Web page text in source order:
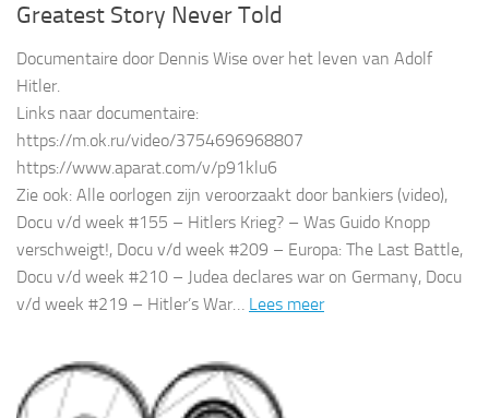
Greatest Story Never Told
Documentaire door Dennis Wise over het leven van Adolf
Hitler.
Links naar documentaire:
https://m.ok.ru/video/3754696968807
https://www.aparat.com/v/p91klu6
Zie ook: Alle oorlogen zijn veroorzaakt door bankiers (video),
Docu v/d week #155 – Hitlers Krieg? – Was Guido Knopp
verschweigt!, Docu v/d week #209 – Europa: The Last Battle,
Docu v/d week #210 – Judea declares war on Germany, Docu
v/d week #219 – Hitler’s War… Lees meer